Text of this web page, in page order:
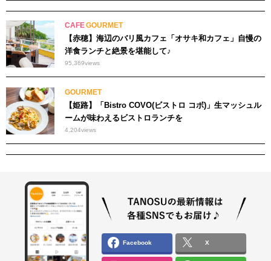
CAFEGOURMET
【赤穂】海辺のバリ風カフェ「オサキ和カフェ」自慢の
洋食ランチと絶景を堪能して♪
95,369views
GOURMET
【姫路】「Bistro COVO(ビストロ コボ)」生マッシュル
ームが味わえるビストロランチを
4,204views
Facebook X